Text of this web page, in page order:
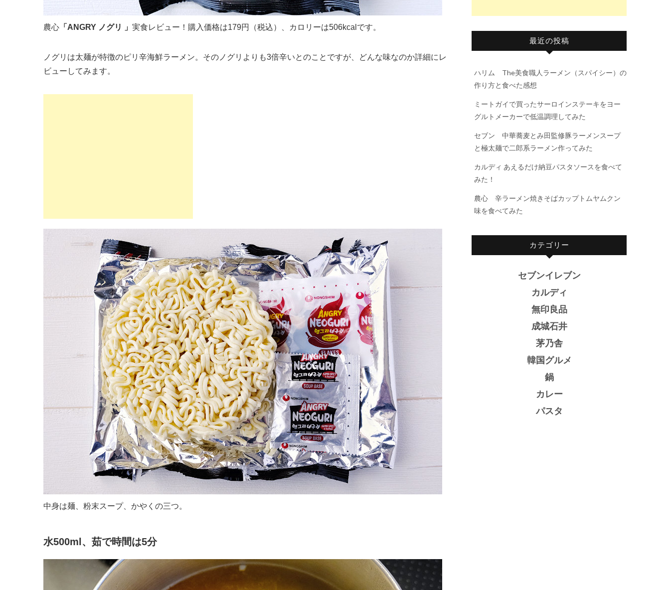
農心 「ANGRY ノグリ 」 実食レビュー！購入価格は179円（税込）、カロリーは506kcalです。
ノグリは太麺が特徴のピリ辛海鮮ラーメン。そのノグリよりも3倍辛いとのことですが、どんな味なのか詳細にレ
ビューしてみます。
中身は麺、粉末スープ、かやくの三つ。
水500ml、茹で時間は5分
最近の投稿
ハリム The美食職人ラーメン（スパイシー）の
作り方と食べた感想
ミートガイで買ったサーロインステーキをヨー
グルトメーカーで低温調理してみた
セブン 中華蕎麦とみ田監修豚ラーメンスープ
と極太麺で二郎系ラーメン作ってみた
カルディ あえるだけ納豆パスタソースを食べて
みた！
農心 辛ラーメン焼きそばカップトムヤムクン
味を食べてみた
カテゴリー
セブンイレブン
カルディ
無印良品
成城石井
茅乃舎
韓国グルメ
鍋
カレー
パスタ